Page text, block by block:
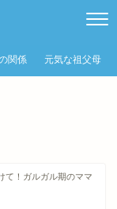
関係 元気な祖父母
て！ガルガル期のママ